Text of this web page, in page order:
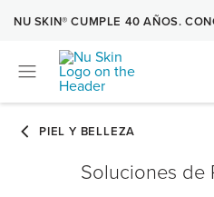
NU SKIN® CUMPLE 40 AÑOS.
Soluciones de